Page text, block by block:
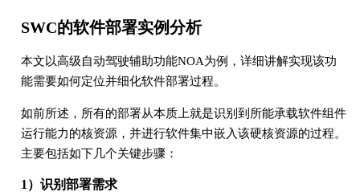
SWC的软件部署实例分析
本文以高级自动驾驶辅助功能NOA为例，详细讲解实现该功
能需要如何定位并细化软件部署过程。
如前所述，所有的部署从本质上就是识别到所能承载软件组件
运行能力的核资源，并进行软件集中嵌入该硬核资源的过程。
主要包括如下几个关键步骤：
1）识别部署需求